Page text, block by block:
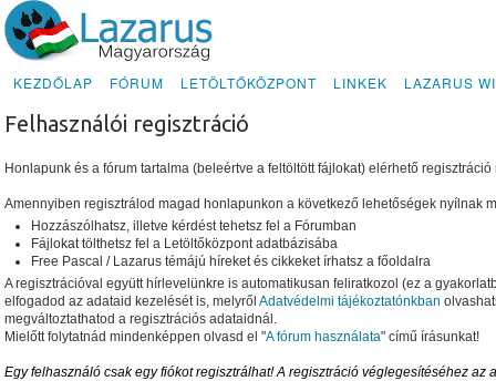
KEZDŐLAP FÓRUM LETÖLTŐKÖZPONT LINKEK LAZARUS
Felhasználói regisztráció
Honlapunk és a fórum tartalma (beleértve a feltöltött fájlokat) elérhető regisztráció
Amennyiben regisztrálod magad honlapunkon a következő lehetőségek nyílnak
Hozzászólhatsz, illetve kérdést tehetsz fel a Fórumban
Fájlokat tölthetsz fel a Letöltőközpont adatbázisába
Free Pascal / Lazarus témájú híreket és cikkeket írhatsz a főoldalra
A regisztrációval együtt hírlevelünkre is automatikusan feliratkozol (ez a
elfogadod az adataid kezelését is, melyről Adatvédelmi tájékoztatónkban
megváltoztathatod a regisztrációs adataidnál.
Mielőtt folytatnád mindenképpen olvasd el "A fórum használata" című írásunkat!
Egy felhasználó csak egy fiókot regisztrálhat! A regisztráció véglegesítéséhez